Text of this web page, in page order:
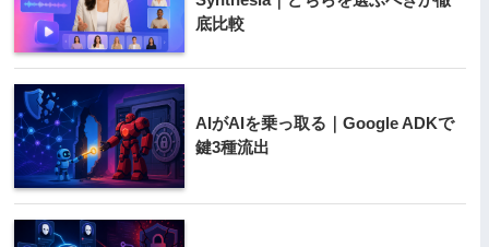
底比較
AIがAIを乗っ取る｜Google ADKで
鍵3種流出